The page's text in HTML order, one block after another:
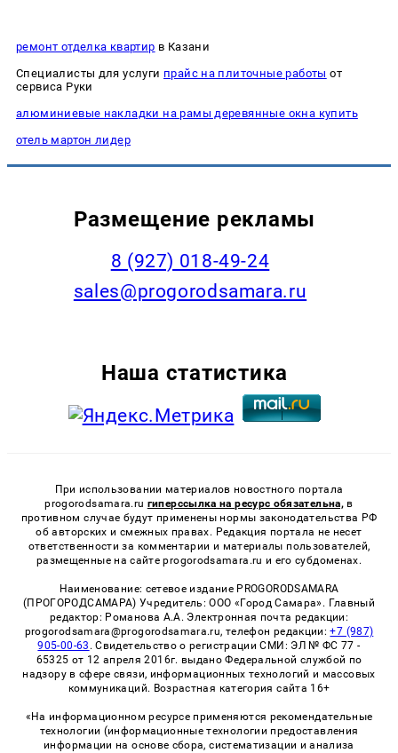
ремонт отделка квартир в Казани
Специалисты для услуги прайс на плиточные работы от
сервиса Руки
алюминиевые накладки на рамы деревянные окна купить
отель мартон лидер
Размещение рекламы
8 (927) 018-49-24
sales@progorodsamara.ru
Наша статистика
При использовании материалов новостного портала
progorodsamara.ru гиперссылка на ресурс обязательна, в
противном случае будут применены нормы законодательства РФ
об авторских и смежных правах. Редакция портала не несет
ответственности за комментарии и материалы пользователей,
размещенные на сайте progorodsamara.ru и его субдоменах.
Наименование: сетевое издание PROGORODSAMARA
(ПРОГОРОДСАМАРА) Учредитель: ООО «Город Самара». Главный
редактор: Романова А.А. Электронная почта редакции:
progorodsamara@progorodsamara.ru, телефон редакции:+7 (987)
905-00-63 . Свидетельство о регистрации СМИ: ЭЛ № ФС 77 -
65325 от 12 апреля 2016г. выдано Федеральной службой по
надзору в сфере связи, информационных технологий и массовых
коммуникаций. Возрастная категория сайта 16+
«На информационном ресурсе применяются рекомендательные
технологии (информационные технологии предоставления
информации на основе сбора, систематизации и анализа